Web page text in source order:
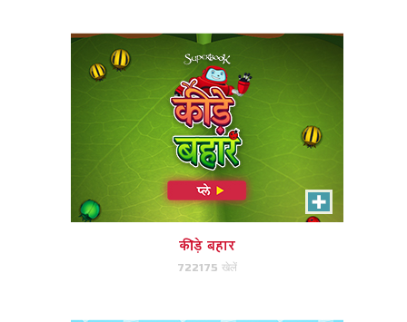
कीड़े बहार
722175 खेलें
केक मेल
केक की तरह? फिर आप केक मेल से प्यार
करेंगे!